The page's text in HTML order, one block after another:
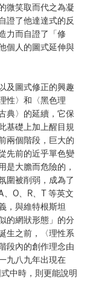
微笑取而代之為凝
證了他達達式的反
力而自證了「修
個人的圖式延伸與
及圖式修正的興趣
性〉和〈黑色理
典〉的延續，它保
基礎上加上醒目規
兩個階段，巨大的
先前的近乎單色變
是大膽而危險的，
圍被削弱，成為了
O、R、T 等英文
，與維特根斯坦
的網狀形態」的分
生之前，〈理性系
段內的創作理念由
九八九年出現在
中時，則更能說明